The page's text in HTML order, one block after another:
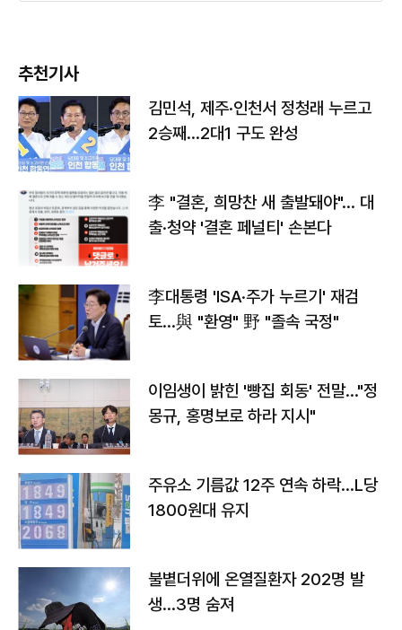
추천기사
김민석, 제주·인천서 정청래 누르고
2승째…2대1 구도 완성
李 "결혼, 희망찬 새 출발돼야"… 대
출·청약 '결혼 페널티' 손본다
李대통령 'ISA·주가 누르기' 재검
토…與 "환영" 野 "졸속 국정"
이임생이 밝힌 '빵집 회동' 전말…"정
몽규, 홍명보로 하라 지시"
주유소 기름값 12주 연속 하락…L당
1800원대 유지
불볕더위에 온열질환자 202명 발
생…3명 숨져